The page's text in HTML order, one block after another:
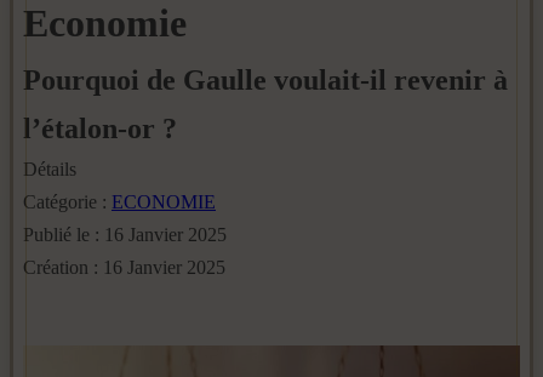
Economie
Pourquoi de Gaulle voulait-il revenir à
l’étalon-or ?
Détails
Catégorie : ECONOMIE
Publié le : 16 Janvier 2025
Création : 16 Janvier 2025